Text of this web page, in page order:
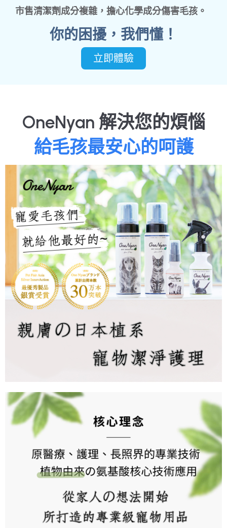
市售清潔劑成分複雜，擔心化學成分傷害毛孩。
你的困擾，我們懂！
立即體驗
OneNyan 解決您的煩惱
給毛孩最安心的呵護